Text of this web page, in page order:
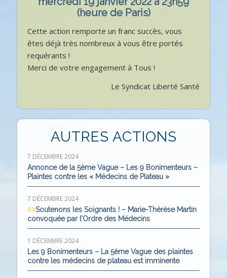
(heure de Paris)
Cette action remporte un franc succès, vous
êtes déjà très nombreux à vous être portés
requérants !
Merci de votre engagement à Tous !
Le Syndicat Liberté Santé
AUTRES ACTIONS
7 DÉCEMBRE 2024
Annonce de la 5ème Vague – Les 9 Bonimenteurs –
Plaintes contre les « Médecins de Plateau »
7 DÉCEMBRE 2024
Soutenons les Soignants ! – Marie-Thérèse Martin
convoquée par l’Ordre des Médecins
1 DÉCEMBRE 2024
Les 9 Bonimenteurs – La 5ème Vague des plaintes
contre les médecins de plateau est imminente